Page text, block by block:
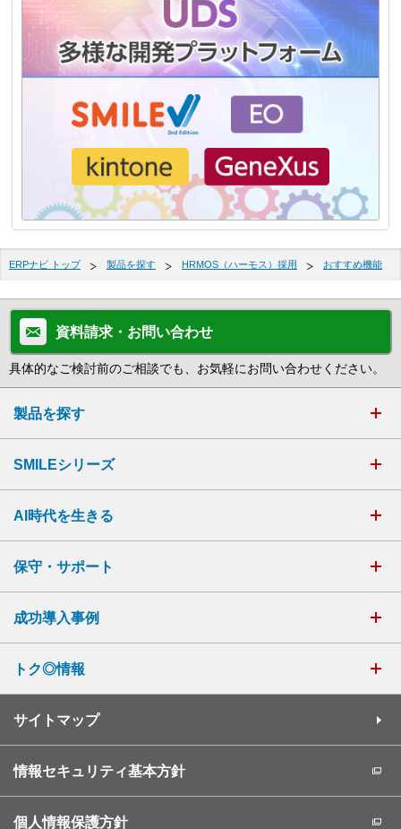
ERPナビ トップ 製品を探す HRMOS（ハーモス）採用 おすすめ機能
資料請求・お問い合わせ
具体的なご検討前のご相談でも、お気軽にお問い合わせください。
製品を探す
SMILEシリーズ
AI時代を生きる
保守・サポート
成功導入事例
トク◎情報
サイトマップ
情報セキュリティ基本方針
個人情報保護方針